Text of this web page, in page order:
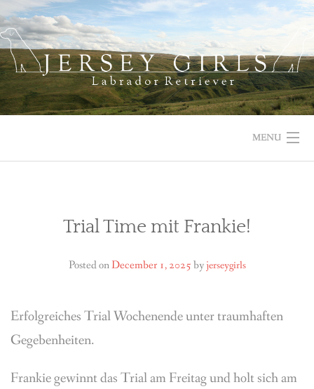
to
content
MENU
BREEDING
CONTACT
Trial Time mit Frankie!
Posted onDecember 1, 2025byjerseygirls
Erfolgreiches Trial Wochenende unter traumhaften
Gegebenheiten.
Frankie gewinnt das Trial am Freitag und holt sich am